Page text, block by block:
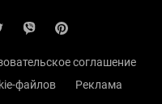
соглашение
файлов
Реклама